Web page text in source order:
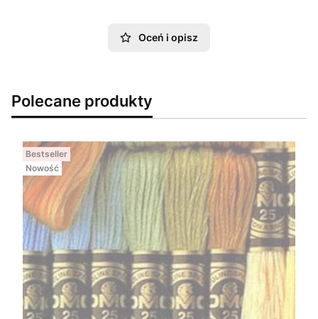
Oceń i opisz
Polecane produkty
Bestseller
Nowość